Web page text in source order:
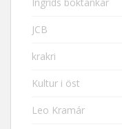
JCB
krakri
Kultur i öst
Leo Kramár